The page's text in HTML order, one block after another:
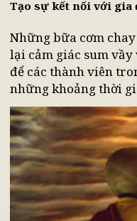
Khi lựa chọn ăn
cũng thay đổi cách
ý đến hương vị và
của bữa ăn.
Tạo sự kết nối với
Những bữa cơm
lại cảm giác sum
để các thành viên
những khoảng thời